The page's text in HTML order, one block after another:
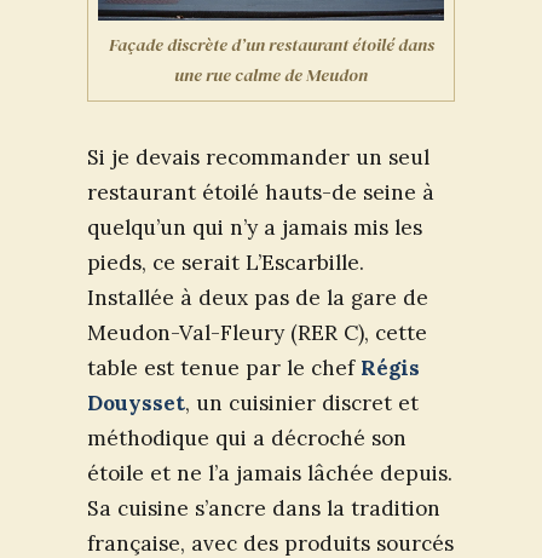
Façade discrète d’un restaurant étoilé dans
une rue calme de Meudon
Si je devais recommander un seul
restaurant étoilé hauts-de seine à
quelqu’un qui n’y a jamais mis les
pieds, ce serait L’Escarbille.
Installée à deux pas de la gare de
Meudon-Val-Fleury (RER C), cette
table est tenue par le chef Régis
Douysset, un cuisinier discret et
méthodique qui a décroché son
étoile et ne l’a jamais lâchée depuis.
Sa cuisine s’ancre dans la tradition
française, avec des produits sourcés